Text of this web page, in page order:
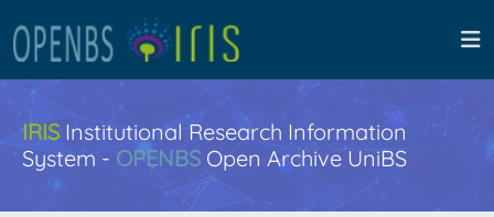
IRISInstitutional Research Information
System - OPENBS Open Archive UniBS